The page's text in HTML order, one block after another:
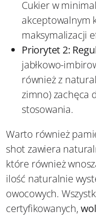
Cukier w
akceptowalnym
maksymalizacji
Priorytet 2:
jabłkowo-
również z
zimno) zachęca
stosowania.
Warto również
shot zawiera
które również
ilość naturalnie
owocowych.
certyfikowanych,